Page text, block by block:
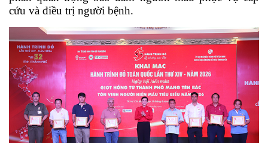
cứu và điều trị người bệnh.